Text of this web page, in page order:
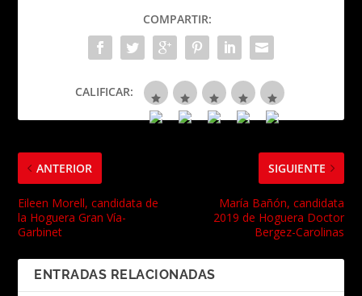
COMPARTIR:
CALIFICAR:
ANTERIOR
Eileen Morell, candidata de
la Hoguera Gran Vía-
Garbinet
SIGUIENTE
María Bañón, candidata
2019 de Hoguera Doctor
Bergez-Carolinas
ENTRADAS RELACIONADAS